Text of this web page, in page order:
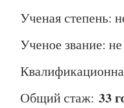
Ученая степень:
Ученое звание:
Общий стаж: 33